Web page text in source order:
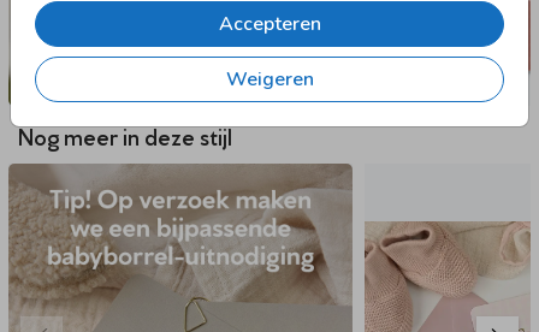
Accepteren
Weigeren
Nog meer in deze stijl